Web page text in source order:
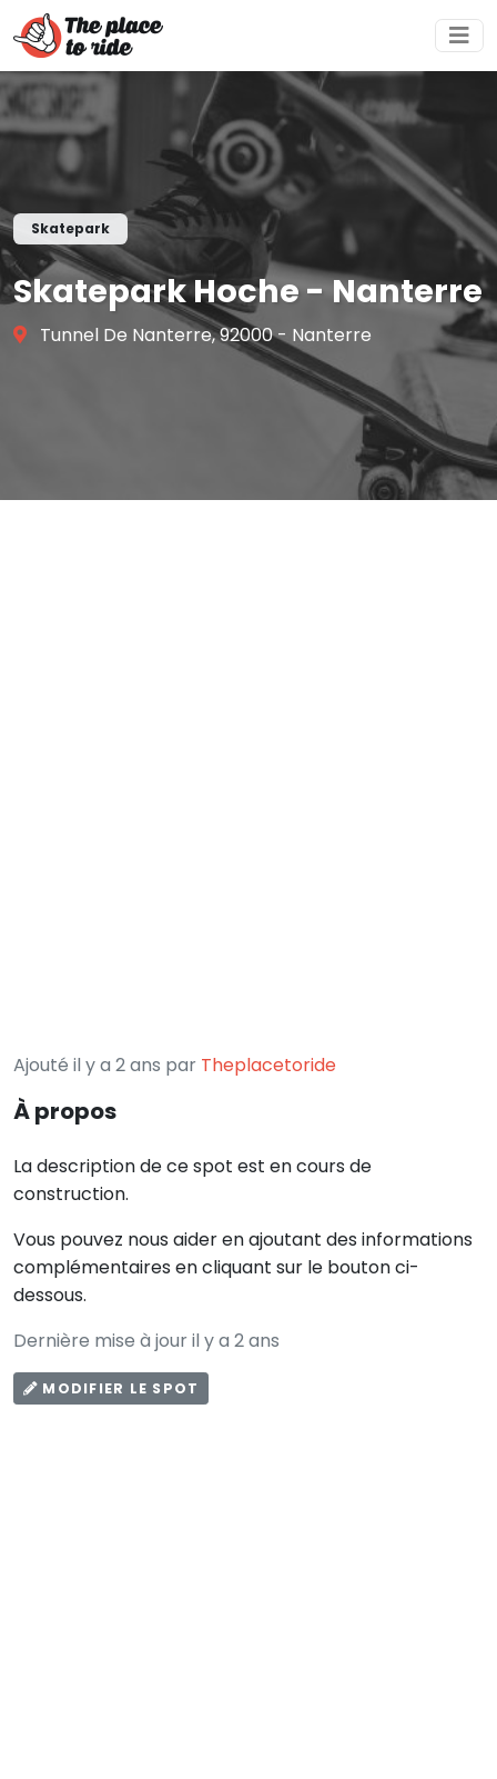
Skatepark
Skatepark Hoche - Nanterre
Tunnel De Nanterre, 92000 - Nanterre
Ajouté il y a 2 ans par Theplacetoride
À propos
La description de ce spot est en cours de
construction.
Vous pouvez nous aider en ajoutant des informations
complémentaires en cliquant sur le bouton ci-
dessous.
Dernière mise à jour il y a 2 ans
MODIFIER LE SPOT